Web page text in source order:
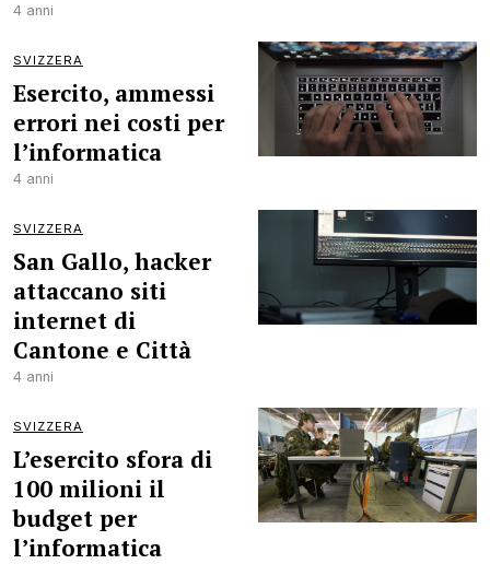
4 anni
SVIZZERA
Esercito, ammessi
errori nei costi per
l’informatica
4 anni
SVIZZERA
San Gallo, hacker
attaccano siti
internet di
Cantone e Città
4 anni
SVIZZERA
L’esercito sfora di
100 milioni il
budget per
l’informatica